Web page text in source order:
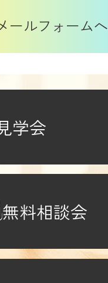
ールフォームへ
見学会
無料相談会